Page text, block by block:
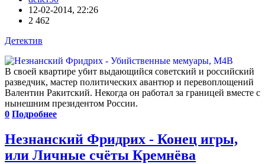
12-02-2014, 22:26
2 462
Детектив
В своей квартире убит выдающийся советский и российский
разведчик, мастер политических авантюр и перевоплощений
Валентин Ракитский. Некогда он работал за границей вместе с
нынешним президентом России.
0 Подробнее
Незнанский Фридрих - Конец игры,
или Личные счёты Кремнёва